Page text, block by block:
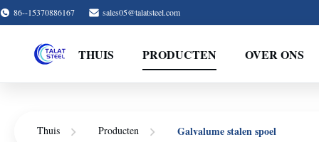
86--15370886167 sales05@talatsteel.com
THUIS PRODUCTEN OVER ONS
Thuis Producten Galvalume stalen spoel